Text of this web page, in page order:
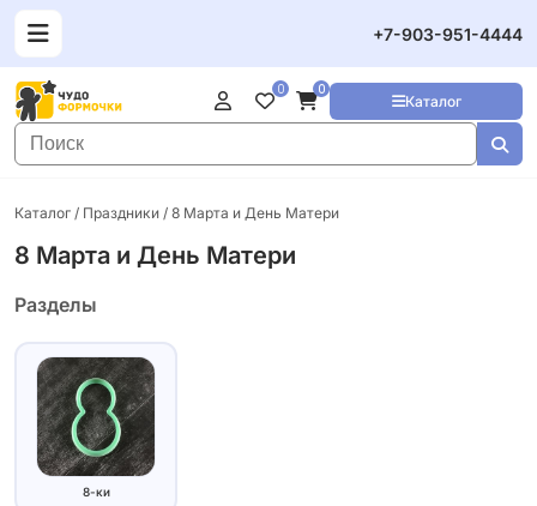
+7-903-951-4444
Каталог
0 0
Каталог / Праздники / 8 Марта и День Матери
8 Марта и День Матери
Разделы
8-ки